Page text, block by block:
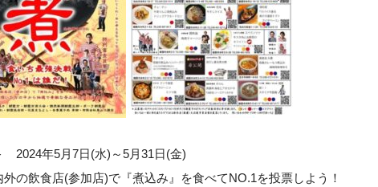
2024年5月7日(水)～5月31日(金)
外の飲食店(参加店)で『煮込み』を食べてNO.1を投票しよう！